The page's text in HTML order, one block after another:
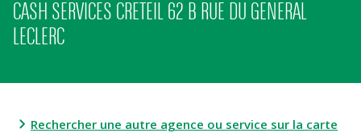
CASH SERVICES CRETEIL 62 B RUE DU GENERAL
LECLERC
Rechercher une autre agence ou service sur la carte